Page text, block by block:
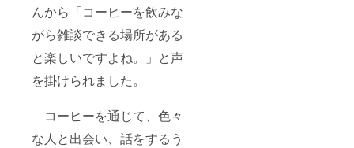
んから「コーヒーを飲みな
がら雑談できる場所がある
と楽しいですよね。」と声
を掛けられました。
コーヒーを通じて、色々
な人と出会い、話をするう